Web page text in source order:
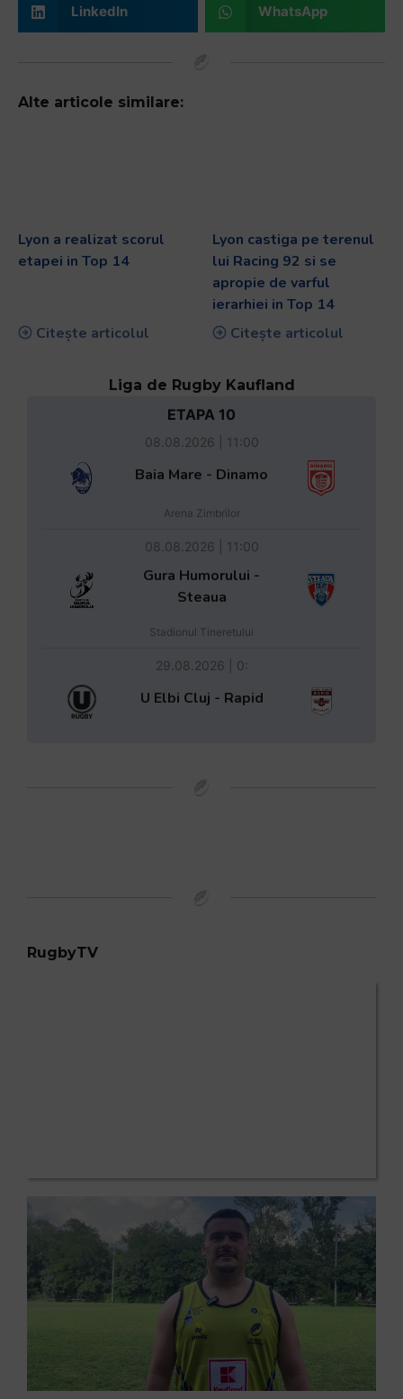
LinkedIn WhatsApp
Alte articole similare:
Lyon a realizat scorul
etapei in Top 14
Citește articolul
Lyon castiga pe terenul
lui Racing 92 si se
apropie de varful
ierarhiei in Top 14
Citește articolul
Liga de Rugby Kaufland
ETAPA 10
08.08.2026 | 11:00
Baia Mare - Dinamo
Arena Zimbrilor
08.08.2026 | 11:00
Gura Humorului -
Steaua
Stadionul Tineretului
29.08.2026 | 0:
U Elbi Cluj - Rapid
RugbyTV